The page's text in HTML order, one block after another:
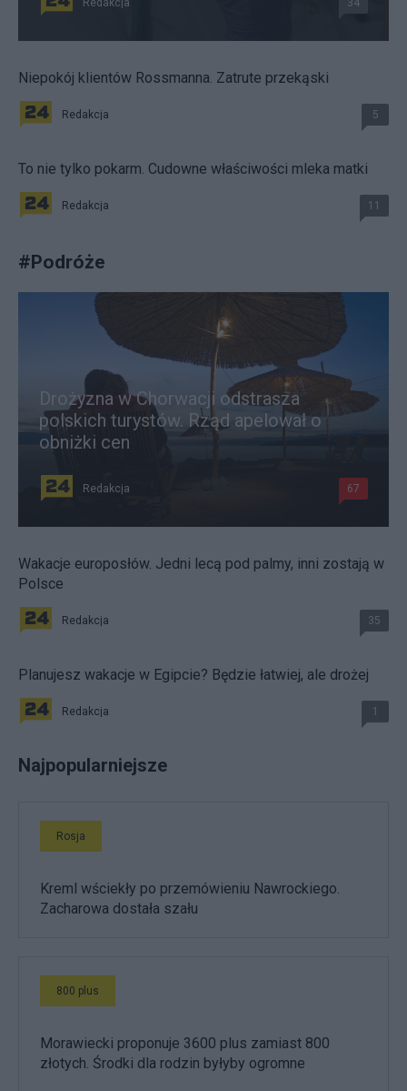
Redakcja 34
Niepokój klientów Rossmanna. Zatrute przekąski
Redakcja 5
To nie tylko pokarm. Cudowne właściwości mleka matki
Redakcja 11
#Podróże
Drożyzna w Chorwacji odstrasza
polskich turystów. Rząd apelował o
obniżki cen
Redakcja 67
Wakacje europosłów. Jedni lecą pod palmy, inni zostają w
Polsce
Redakcja 35
Planujesz wakacje w Egipcie? Będzie łatwiej, ale drożej
Redakcja 1
Najpopularniejsze
Rosja
Kreml wściekły po przemówieniu Nawrockiego.
Zacharowa dostała szału
800 plus
Morawiecki proponuje 3600 plus zamiast 800
złotych. Środki dla rodzin byłyby ogromne